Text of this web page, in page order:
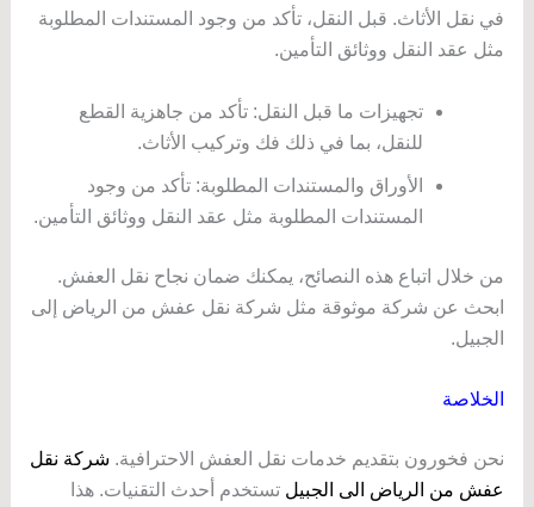
في نقل الأثاث. قبل النقل، تأكد من وجود المستندات المطلوبة
مثل عقد النقل ووثائق التأمين.
تجهيزات ما قبل النقل: تأكد من جاهزية القطع
للنقل، بما في ذلك فك وتركيب الأثاث.
الأوراق والمستندات المطلوبة: تأكد من وجود
المستندات المطلوبة مثل عقد النقل ووثائق التأمين.
من خلال اتباع هذه النصائح، يمكنك ضمان نجاح نقل العفش.
ابحث عن شركة موثوقة مثل شركة نقل عفش من الرياض إلى
الجبيل.
الخلاصة
نحن فخورون بتقديم خدمات نقل العفش الاحترافية. شركة نقل
عفش من الرياض الى الجبيل تستخدم أحدث التقنيات. هذا